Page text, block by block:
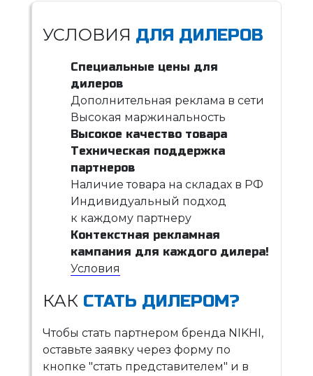
УСЛОВИЯ ДЛЯ ДИЛЕРОВ
Специальные цены для
дилеров
Дополнительная реклама в сети
Высокая маржинальность
Высокое качество товара
Техническая поддержка
партнеров
Наличие товара на складах в РФ
Индивидуальный подход
к каждому партнеру
Контекстная рекламная
кампания для каждого дилера!
Условия
КАК СТАТЬ ДИЛЕРОМ?
Чтобы стать партнером бренда NIKHI,
оставьте заявку через форму по
кнопке "стать представителем" и в